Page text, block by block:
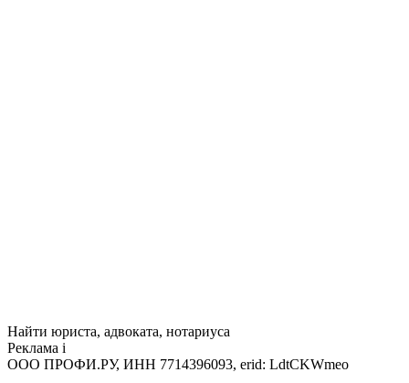
Найти юриста, адвоката, нотариуса
Реклама i
ООО ПРОФИ.РУ, ИНН 7714396093, erid: LdtCKWmeo